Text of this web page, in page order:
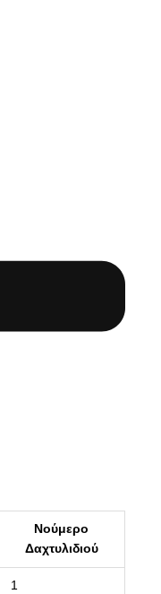
Νούμερο
Δαχτυλιδιού
1